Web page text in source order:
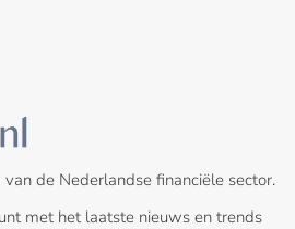
de Nederlandse financiële sector.
met het laatste nieuws en trends